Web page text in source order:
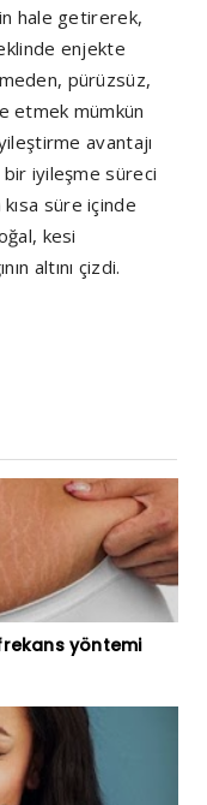
hale getirerek,
enjekte
pürüzsüz,
etmek mümkün
avantajı
iyileşme süreci
süre içinde
kesi
altını çizdi.
yöntemi